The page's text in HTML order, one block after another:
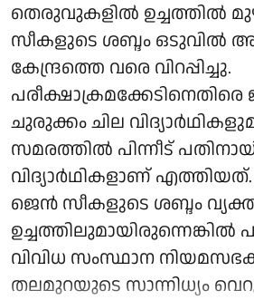
തെരുവുകളില്‍ ഉച്ചത്തില്‍
സീകളുടെ ശബ്ദം ഒടുവില്‍
കേന്ദ്രത്തെ വരെ വിറപ്പിച്ചു.
ചുരുക്കം ചില
സമരത്തില്‍ പിന്നീട്
വിദ്യാര്‍ഥികളാണ്
ജെന്‍ സീകളുടെ ശബ്ദം
ഉച്ചത്തിലുമായിരുന്നെങ്കില്‍
വിവിധ സംസ്ഥാന
തലമുറയുടെ സാന്നിധ്യം